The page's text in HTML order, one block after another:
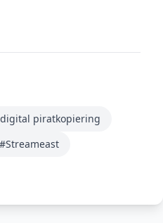
piratkopiering
#Streameast